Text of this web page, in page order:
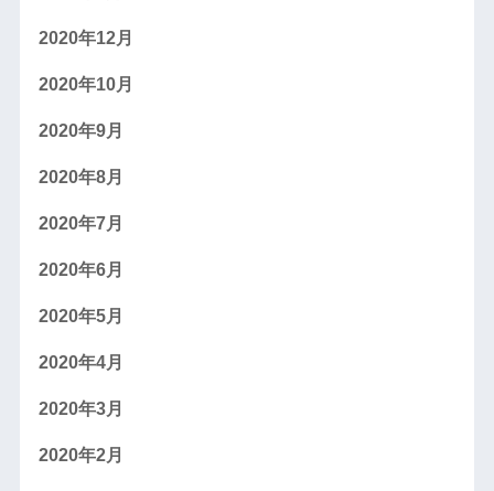
2020年12月
2020年10月
2020年9月
2020年8月
2020年7月
2020年6月
2020年5月
2020年4月
2020年3月
2020年2月